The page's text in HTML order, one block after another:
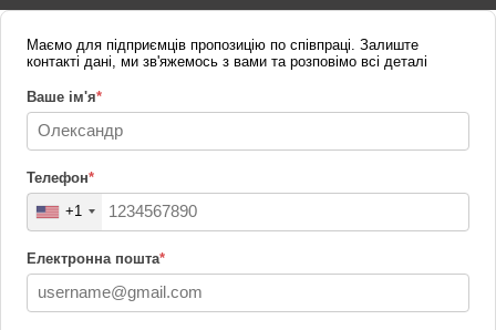
Маємо для підприємців пропозицію по співпраці. Залиште
контакті дані, ми зв'яжемось з вами та розповімо всі деталі
Ваше ім'я*
Телефон*
+1
Електронна пошта*